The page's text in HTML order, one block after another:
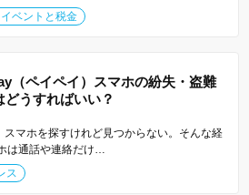
ベントと税金
（ペイペイ）スマホの紛失・盗難
どうすればいい？
マホを探すけれど見つからない。そんな経
は通話や連絡だけ…
ス